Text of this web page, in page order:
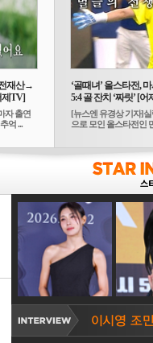
재산→
제TV]
자 출연
억 ...
‘골때녀’ 올스타전,
5:4 골 잔치 ‘짜릿’ [어
[뉴스엔 유경상 기자]
으로 모인 올스타전인